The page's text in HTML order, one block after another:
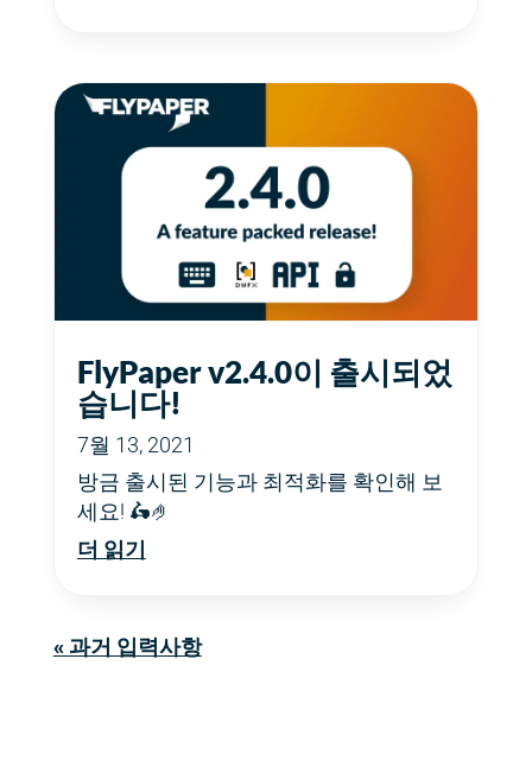
FlyPaper v2.4.0이 출시되었
습니다!
7월 13, 2021
방금 출시된 기능과 최적화를 확인해 보
세요! 🛵🤌
더 읽기
« 과거 입력사항